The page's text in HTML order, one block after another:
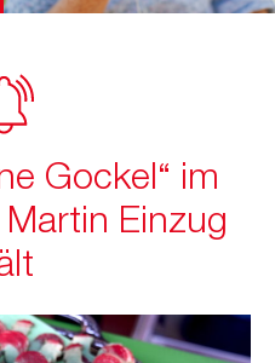
Gockel“ im
Einzug